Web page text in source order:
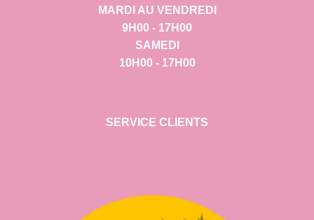
MARDI AU VENDREDI
9H00 - 17H00
SAMEDI
10H00 - 17H00
SERVICE CLIENTS